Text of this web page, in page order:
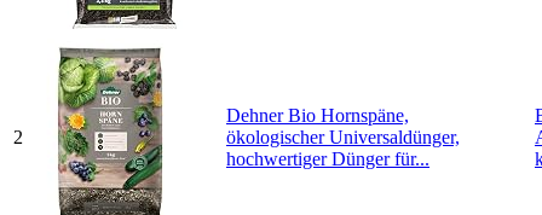
2
Dehner Bio Hornspäne,
ökologischer Universaldünger,
hochwertiger Dünger für...